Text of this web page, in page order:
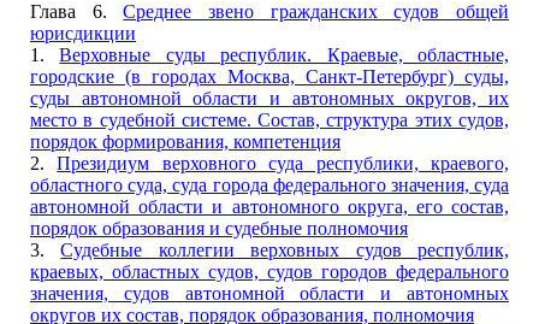
Глава 6.Среднее звено гражданских судов общей
юрисдикции
1.Верховные суды республик. Краевые, областные,
городские (в городах Москва, Санкт-Петербург) суды,
суды автономной области и автономных округов, их
место в судебной системе. Состав, структура этих судов,
порядок формирования, компетенция
2.Президиум верховного суда республики, краевого,
областного суда, суда города федерального значения, суда
автономной области и автономного округа, его состав,
порядок образования и судебные полномочия
3.Судебные коллегии верховных судов республик,
краевых, областных судов, судов городов федерального
значения, судов автономной области и автономных
округов их состав, порядок образования, полномочия